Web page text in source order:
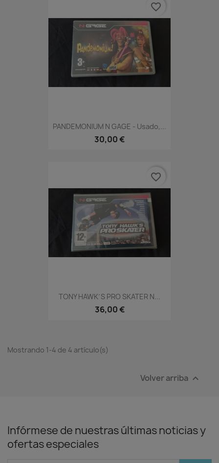
PANDEMONIUM N GAGE - Usado,...
30,00 €
favorite_border
TONY HAWK´S PRO SKATER N...
36,00 €
favorite_border
Mostrando 1-4 de 4 artículo(s)
Volver arriba 
Infórmese de nuestras últimas noticias y
ofertas especiales